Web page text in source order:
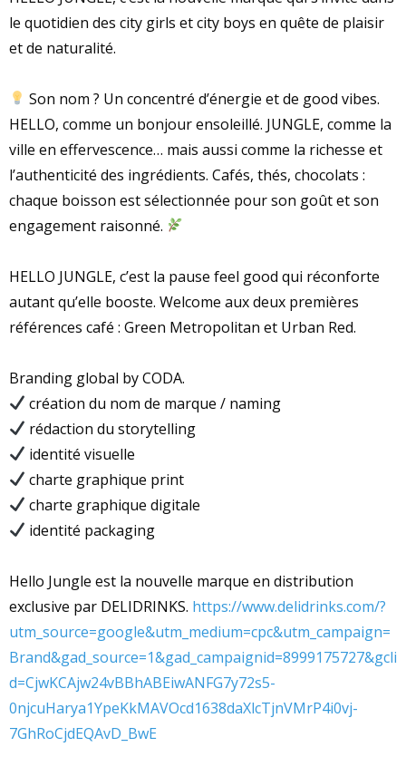
le quotidien des city girls et city boys en quête de plaisir
et de naturalité.
Son nom ? Un concentré d’énergie et de good vibes.
HELLO, comme un bonjour ensoleillé. JUNGLE, comme la
ville en effervescence… mais aussi comme la richesse et
l’authenticité des ingrédients. Cafés, thés, chocolats :
chaque boisson est sélectionnée pour son goût et son
engagement raisonné.
HELLO JUNGLE, c’est la pause feel good qui réconforte
autant qu’elle booste. Welcome aux deux premières
références café : Green Metropolitan et Urban Red.
Branding global by CODA.
création du nom de marque / naming
rédaction du storytelling
identité visuelle
charte graphique print
charte graphique digitale
identité packaging
Hello Jungle est la nouvelle marque en distribution
exclusive par DELIDRINKS. https://www.delidrinks.com/?
utm_source=google&utm_medium=cpc&utm_campaign=
Brand&gad_source=1&gad_campaignid=8999175727&gcli
d=CjwKCAjw24vBBhABEiwANFG7y72s5-
0njcuHarya1YpeKkMAVOcd1638daXlcTjnVMrP4i0vj-
7GhRoCjdEQAvD_BwE